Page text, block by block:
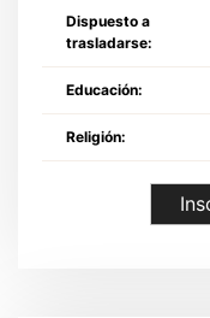
Dispuesto a
trasladarse:
Educación:
Religión: